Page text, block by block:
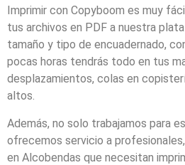
Imprimir con Copyboom es muy
tus archivos en PDF a nuestra
tamaño y tipo de encuadernado,
pocas horas tendrás todo en tus
desplazamientos, colas en
altos.
Además, no solo trabajamos para
ofrecemos servicio a
en Alcobendas que necesitan